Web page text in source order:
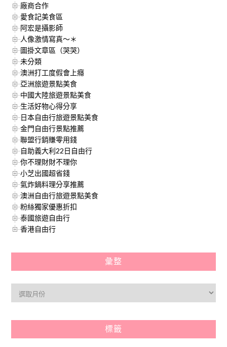
廠商合作
愛食記美食區
阿宏是攝影師
人像激情寫真～＊
圖掛文章區（哭哭）
未分類
澳洲打工度假會上癮
亞洲旅遊景點美食
中國大陸旅遊景點美食
生活好物心得分享
日本自由行旅遊景點美食
金門自由行景點推薦
聯盟行銷賺零用錢
自助義大利22日自由行
你不理財財不理你
小芝出國超省錢
氣炸鍋料理分享推薦
澳洲自由行旅遊景點美食
粉絲獨家優惠折扣
泰國旅遊自由行
香港自由行
彙整
標籤